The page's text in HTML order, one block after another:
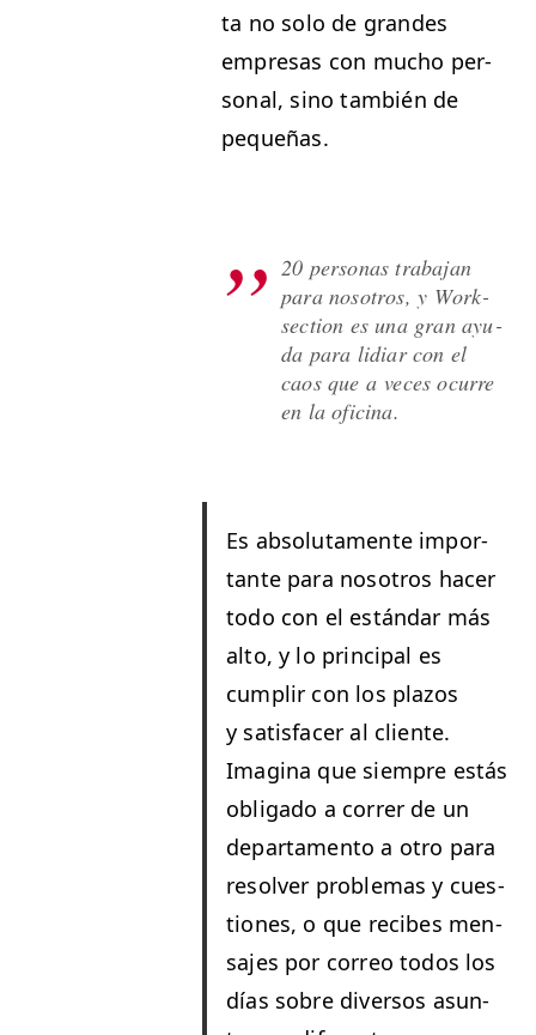
ta no solo de grandes
empre­sas con mucho per­
son­al, sino tam­bién de
pequeñas.
20 per­sonas tra­ba­jan
para nosotros, y Work­
sec­tion es una gran ayu­
da para lidiar con el
caos que a veces ocurre
en la oficina.
Es abso­lu­ta­mente impor­
tante para nosotros hac­er
todo con el están­dar más
alto, y lo prin­ci­pal es
cumplir con los pla­zos
y sat­is­fac­er al cliente.
Imag­i­na que siem­pre estás
oblig­a­do a cor­rer de un
depar­ta­men­to a otro para
resolver prob­le­mas y cues­
tiones, o que recibes men­
sajes por correo todos los
días sobre diver­sos asun­